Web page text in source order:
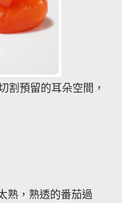
割預留的耳朵空間，
熟，熟透的番茄過